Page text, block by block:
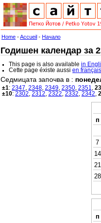
Home -Accueil - Начало
Годишен календар за
This page is also availablein
Cette page éxiste aussien français
Седмицата започва в :
±1: 2347 2348 2349 2350 2351
±10: 2302 2312 2322 2332 2342
п
7
14
21
28
п